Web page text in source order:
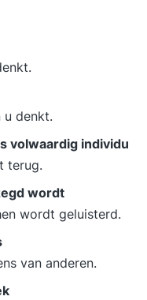
u denkt.
volwaardig individu
terug.
wordt
wordt geluisterd.
van anderen.